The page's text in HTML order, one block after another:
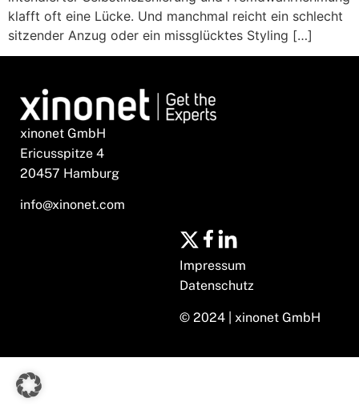
klafft oft eine Lücke. Und manchmal reicht ein schlecht
sitzender Anzug oder ein missglücktes Styling […]
xinonet GmbH
Ericusspitze 4
20457 Hamburg
info@xinonet.com
Impressum
Datenschutz
© 2024 | xinonet GmbH